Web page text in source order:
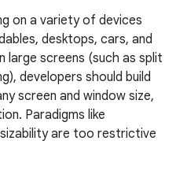
on a variety of devices
desktops, cars, and
large screens (such as split
developers should build
screen and window size,
Paradigms like
are too restrictive